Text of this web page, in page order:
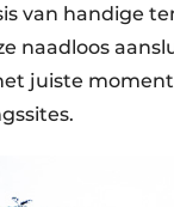
van handige
naadloos
juiste